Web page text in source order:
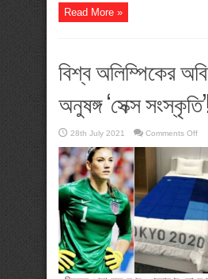
Read More »
বিশ্ব অলিম্পিকের
অনুষঙ্গ ‘সেক্স
28th July 2021 Comments Offon